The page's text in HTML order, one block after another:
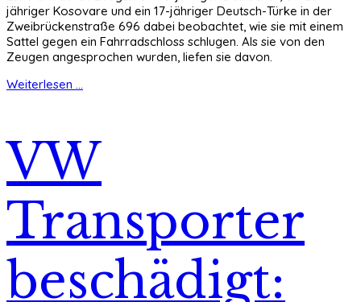
jähriger Kosovare und ein 17-jähriger Deutsch-Türke in der
Zweibrückenstraße 696 dabei beobachtet, wie sie mit einem
Sattel gegen ein Fahrradschloss schlugen. Als sie von den
Zeugen angesprochen wurden, liefen sie davon.
Weiterlesen ...
VW
Transporter
beschädigt: